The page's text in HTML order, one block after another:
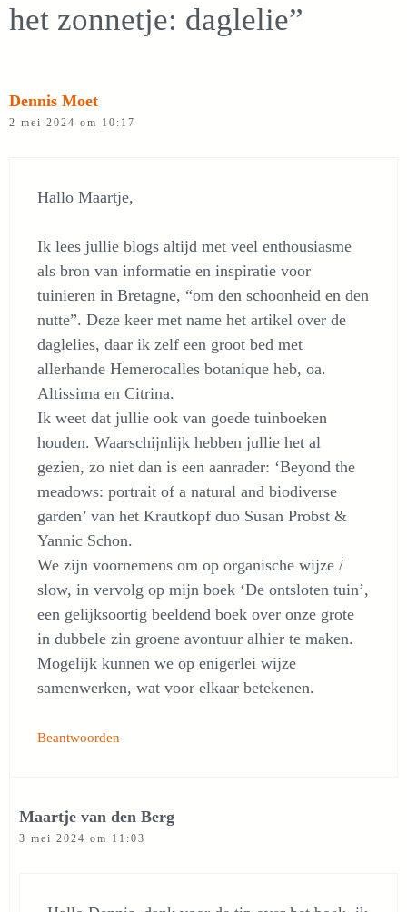
het zonnetje: daglelie”
Dennis Moet
2 mei 2024 om 10:17
Hallo Maartje,
Ik lees jullie blogs altijd met veel enthousiasme
als bron van informatie en inspiratie voor
tuinieren in Bretagne, “om den schoonheid en den
nutte”. Deze keer met name het artikel over de
daglelies, daar ik zelf een groot bed met
allerhande Hemerocalles botanique heb, oa.
Altissima en Citrina.
Ik weet dat jullie ook van goede tuinboeken
houden. Waarschijnlijk hebben jullie het al
gezien, zo niet dan is een aanrader: ‘Beyond the
meadows: portrait of a natural and biodiverse
garden’ van het Krautkopf duo Susan Probst &
Yannic Schon.
We zijn voornemens om op organische wijze /
slow, in vervolg op mijn boek ‘De ontsloten tuin’,
een gelijksoortig beeldend boek over onze grote
in dubbele zin groene avontuur alhier te maken.
Mogelijk kunnen we op enigerlei wijze
samenwerken, wat voor elkaar betekenen.
Beantwoorden
Maartje van den Berg
3 mei 2024 om 11:03